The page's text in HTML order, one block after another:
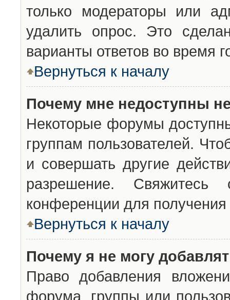
только модераторы или
удалить опрос. Это
варианты ответов во время
Вернуться к началу
Почему мне недоступны
Некоторые форумы
группам пользователей.
и совершать другие
разрешение. Свяжитесь
конференции для получения
Вернуться к началу
Почему я не могу
Право добавления
форума, группы или